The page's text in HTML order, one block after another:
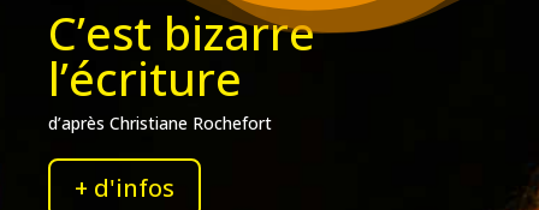
C’est bizarre
l’écriture
d’après Christiane Rochefort
+ d'infos